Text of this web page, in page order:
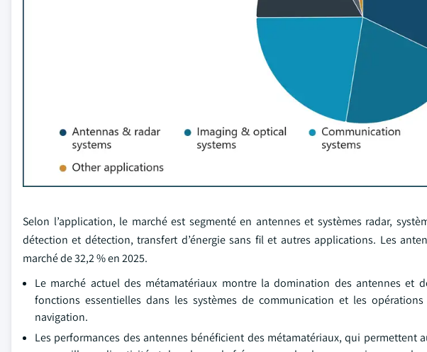
Selon l’application, le marché est segmenté en antennes et systèmes radar,
détection et détection, transfert d’énergie sans fil et autres applications. Les
marché de 32,2 % en 2025.
Le marché actuel des métamatériaux montre la domination des antennes et
fonctions essentielles dans les systèmes de communication et les
navigation.
Les performances des antennes bénéficient des métamatériaux, qui